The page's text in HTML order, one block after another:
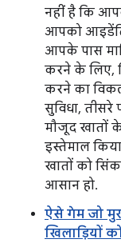
नहीं है कि
आपको
आपके पास
करने के लिए,
करने का
सुविधा, तीसरे
मौजूद खातों
इस्तेमाल
खातों को
आसान हो.
ऐसे गेम जो
खिलाड़ियों